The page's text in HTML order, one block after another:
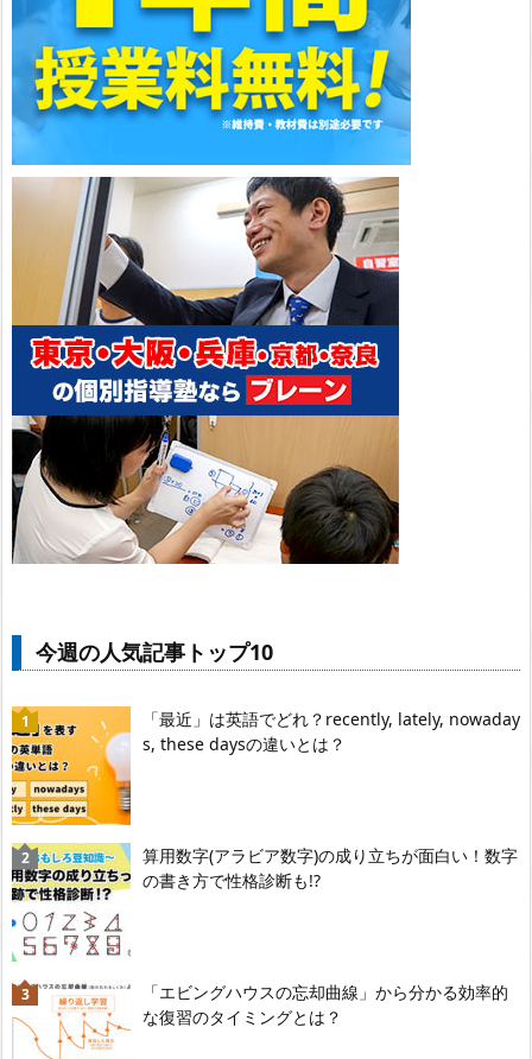
今週の人気記事トップ10
「最近」は英語でどれ？recently, lately, nowaday
s, these daysの違いとは？
算用数字(アラビア数字)の成り立ちが面白い！数字
の書き方で性格診断も!?
「エビングハウスの忘却曲線」から分かる効率的
な復習のタイミングとは？